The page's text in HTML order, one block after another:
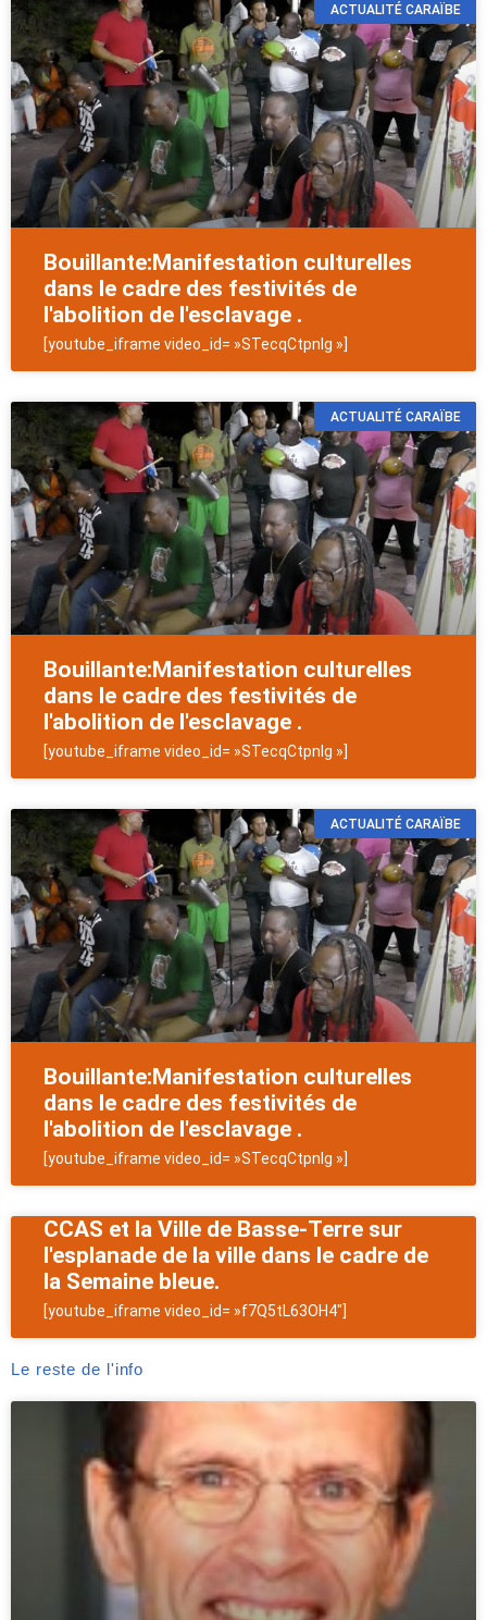
ACTUALITÉ CARAÏBE
Bouillante:Manifestation culturelles
dans le cadre des festivités de
l'abolition de l'esclavage .
[youtube_iframe video_id= »STecqCtpnIg »]
ACTUALITÉ CARAÏBE
Bouillante:Manifestation culturelles
dans le cadre des festivités de
l'abolition de l'esclavage .
[youtube_iframe video_id= »STecqCtpnIg »]
ACTUALITÉ CARAÏBE
Bouillante:Manifestation culturelles
dans le cadre des festivités de
l'abolition de l'esclavage .
[youtube_iframe video_id= »STecqCtpnIg »]
CCAS et la Ville de Basse-Terre sur
l'esplanade de la ville dans le cadre de
la Semaine bleue.
[youtube_iframe video_id= »f7Q5tL63OH4″]
Le reste de l'info